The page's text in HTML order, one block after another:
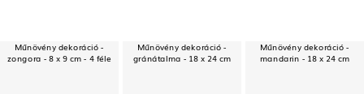
Műnövény dekoráció -
zongora - 8 x 9 cm - 4 féle
Műnövény dekoráció -
gránátalma - 18 x 24 cm
Műnövény dekoráció -
mandarin - 18 x 24 cm